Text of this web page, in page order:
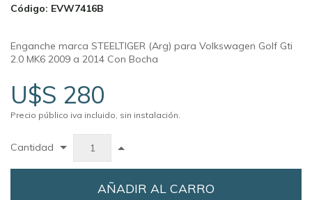
Código: EVW7416B
Enganche marca STEELTIGER (Arg) para Volkswagen Golf Gti
2.0 MK6 2009 a 2014 Con Bocha
U$S 280
Precio público iva incluido, sin instalación.
Cantidad
AÑADIR AL CARRO